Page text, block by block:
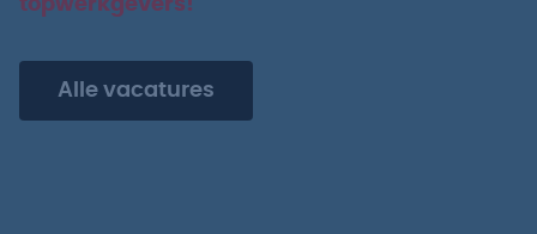
topwerkgevers!
Alle vacatures